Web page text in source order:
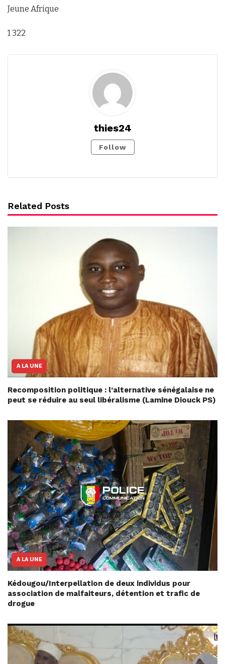
Jeune Afrique
1 322
thies24
Follow
Related Posts
A LA UNE
Recomposition politique : l’alternative sénégalaise ne
peut se réduire au seul libéralisme (Lamine Diouck PS)
A LA UNE
Kédougou/Interpellation de deux individus pour
association de malfaiteurs, détention et trafic de
drogue